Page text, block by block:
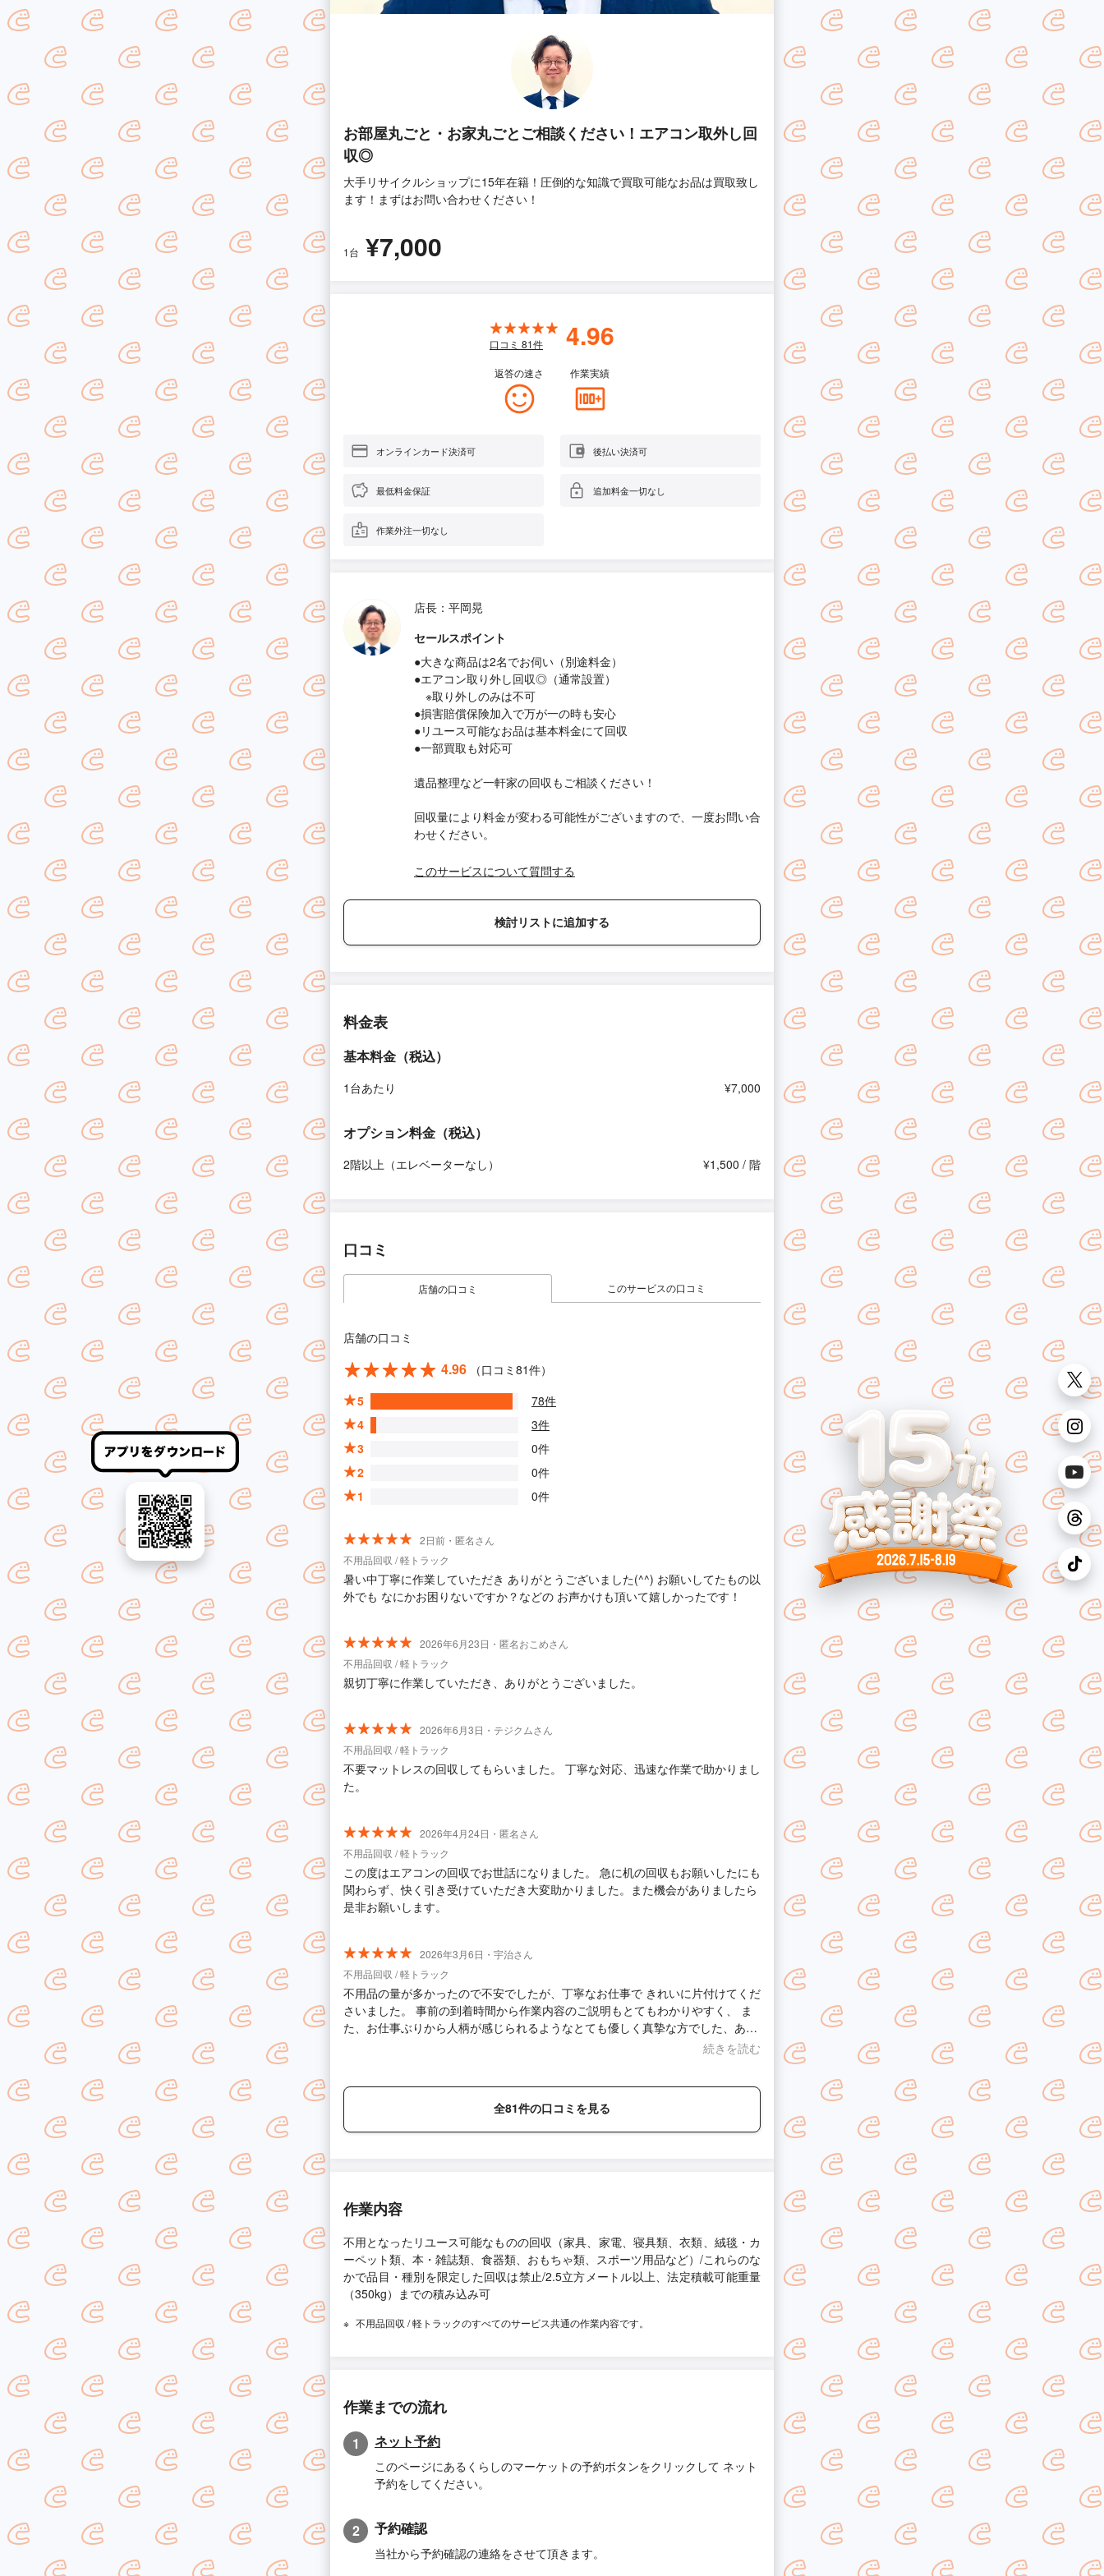
お部屋丸ごと・お家丸ごとご相談ください！エアコン取外し回
収◎
大手リサイクルショップに15年在籍！圧倒的な知識で買取可能なお品は買取致し
ます！まずはお問い合わせください！
1台 ¥7,000
口コミ 81件 4.96
返答の速さ 作業実績
オンラインカード決済可 後払い決済可
最低料金保証 追加料金一切なし
作業外注一切なし
店長：平岡晃
セールスポイント
●大きな商品は2名でお伺い（別途料金）
●エアコン取り外し回収◎（通常設置）
※取り外しのみは不可
●損害賠償保険加入で万が一の時も安心
●リユース可能なお品は基本料金にて回収
●一部買取も対応可
遺品整理など一軒家の回収もご相談ください！
回収量により料金が変わる可能性がございますので、一度お問い合
わせください。
このサービスについて質問する
検討リストに追加する
料金表
基本料金（税込）
1台あたり ¥7,000
オプション料金（税込）
2階以上（エレベーターなし） ¥1,500 / 階
口コミ
店舗の口コミ このサービスの口コミ
店舗の口コミ
4.96
（口コミ81件）
5
78件
4
3件
3
0件
2
0件
1
0件
2日前・匿名さん
不用品回収 / 軽トラック
暑い中丁寧に作業していただき ありがとうございました(^^) お願いしてたもの以
外でも なにかお困りないですか？などの お声かけも頂いて嬉しかったです！
2026年6月23日・匿名おこめさん
不用品回収 / 軽トラック
親切丁寧に作業していただき、ありがとうございました。
2026年6月3日・テジクムさん
不用品回収 / 軽トラック
不要マットレスの回収してもらいました。 丁寧な対応、迅速な作業で助かりまし
た。
2026年4月24日・匿名さん
不用品回収 / 軽トラック
この度はエアコンの回収でお世話になりました。 急に机の回収もお願いしたにも
関わらず、快く引き受けていただき大変助かりました。また機会がありましたら
是非お願いします。
2026年3月6日・宇治さん
不用品回収 / 軽トラック
不用品の量が多かったので不安でしたが、丁寧なお仕事で きれいに片付けてくだ
さいました。 事前の到着時間から作業内容のご説明もとてもわかりやすく、 ま
た、お仕事ぶりから人柄が感じられるようなとても優しく真摯な方でした、あり
続きを読む
全81件の口コミを見る
作業内容
不用となったリユース可能なものの回収（家具、家電、寝具類、衣類、絨毯・カ
ーペット類、本・雑誌類、食器類、おもちゃ類、スポーツ用品など）/これらのな
かで品目・種別を限定した回収は禁止/2.5立方メートル以上、法定積載可能重量
（350kg）までの積み込み可
不用品回収 / 軽トラックのすべてのサービス共通の作業内容です。
作業までの流れ
1 ネット予約
このページにあるくらしのマーケットの予約ボタンをクリックして ネット
予約をしてください。
2 予約確認
当社から予約確認の連絡をさせて頂きます。